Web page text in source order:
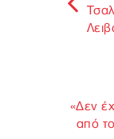
«Δεν
από